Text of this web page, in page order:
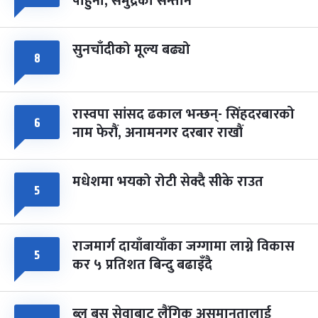
सोम चैत्र ८, २०८३-Mar 22, 2027
८ सुनचाँदीको मूल्य बढ्यो
६ रास्वपा सांसद ढकाल भन्छन्- सिंहदरबारको
नाम फेरौं, अनामनगर दरबार राखौं
५ मधेशमा भयको रोटी सेक्दै सीके राउत
५ राजमार्ग दायाँबायाँका जग्गामा लाग्ने विकास
कर ५ प्रतिशत बिन्दु बढाइँदै